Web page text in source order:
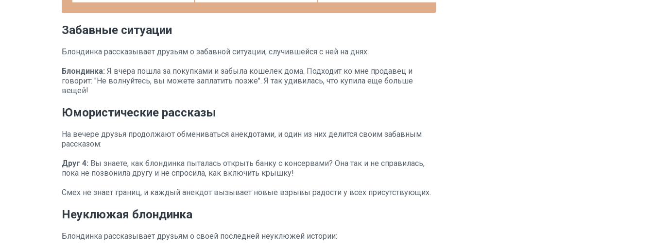
Забавные ситуации
Блондинка рассказывает друзьям о забавной ситуации, случившейся с ней на днях:
Блондинка: Я вчера пошла за покупками и забыла кошелек дома. Подходит ко мне продавец и
говорит: "Не волнуйтесь, вы можете заплатить позже". Я так удивилась, что купила еще больше
вещей!
Юмористические рассказы
На вечере друзья продолжают обмениваться анекдотами, и один из них делится своим забавным
рассказом:
Друг 4: Вы знаете, как блондинка пыталась открыть банку с консервами? Она так и не справилась,
пока не позвонила другу и не спросила, как включить крышку!
Смех не знает границ, и каждый анекдот вызывает новые взрывы радости у всех присутствующих.
Неуклюжая блондинка
Блондинка рассказывает друзьям о своей последней неуклюжей истории: